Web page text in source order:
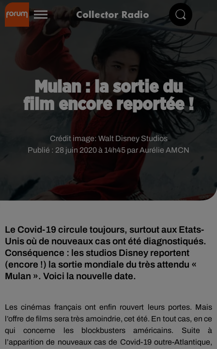
Collector Radio
Mulan : la sortie du
film encore reportée !
Publié : 28 juin 2020 à 14h45 par Aurélie AMCN
Crédit image: Walt Disney Studios
Le Covid-19 circule toujours, surtout aux Etats-
Unis où de nouveaux cas ont été diagnostiqués.
Conséquence : les studios Disney reportent
(encore !) la sortie mondiale du très attendu «
Mulan ». Voici la nouvelle date.
Les cinémas français ont enfin rouvert leurs portes. Mais
l’offre de films sera très amoindrie, cet été. En tout cas, en ce
qui concerne les blockbusters américains. Suite à
l’apparition de nouveaux cas de Covid-19 outre-Atlantique,